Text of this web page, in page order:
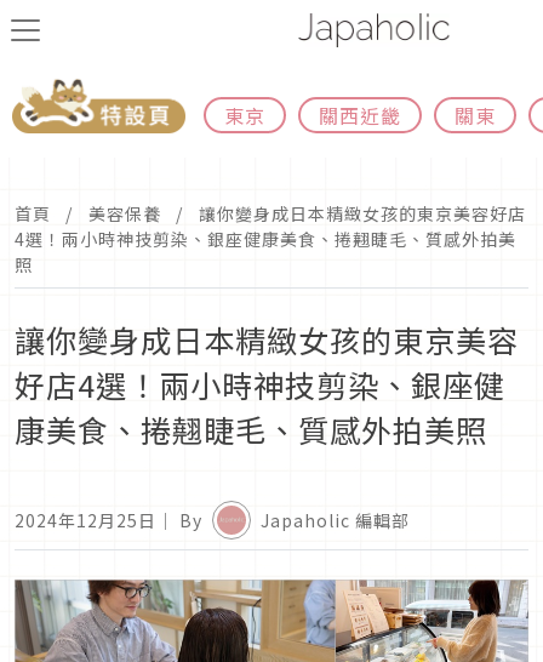
東京 關西近畿 關東
首頁 美容保養
讓你變身成日本精緻女孩的東京美容好店
4選！兩小時神技剪染、銀座健康美食、捲翹睫毛、質感外拍美
照
讓你變身成日本精緻女孩的東京美容
好店4選！兩小時神技剪染、銀座健
康美食、捲翹睫毛、質感外拍美照
2024年12月25日 ｜ By Japaholic 編輯部